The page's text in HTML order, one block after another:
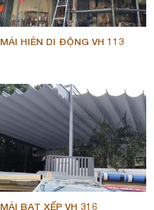
MÁI HIÊN DI ĐỘNG VH 113
MÁI BẠT XẾP VH 316